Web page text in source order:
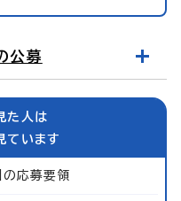
公募
た人は
ています
応募要領